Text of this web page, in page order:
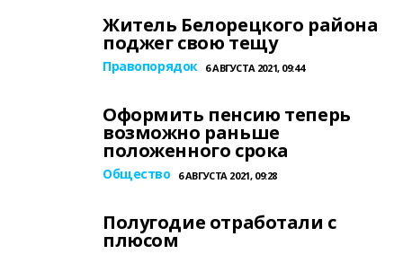
Житель Белорецкого района
поджег свою тещу
Правопорядок 6 АВГУСТА 2021, 09:44
Оформить пенсию теперь
возможно раньше
положенного срока
Общество 6 АВГУСТА 2021, 09:28
Полугодие отработали с
плюсом